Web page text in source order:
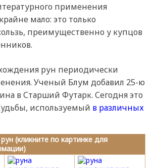
применения
мало: это только
преимущественно у купцов
рун периодически
Ученый Блум добавил 25-ю
в Старший Футарк. Сегодня это
используемый в различных
(кликните по картинке для